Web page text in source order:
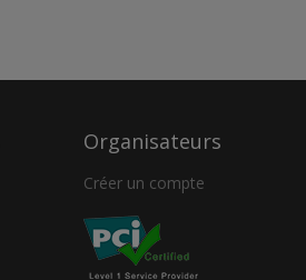
Organisateurs
Créer un compte